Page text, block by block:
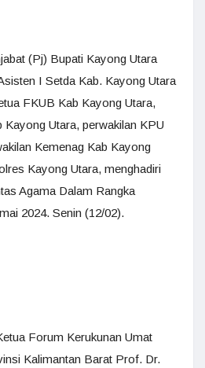
(Pj) Bupati Kayong Utara
I Setda Kab. Kayong Utara
FKUB Kab Kayong Utara,
Utara, perwakilan KPU
Kemenag Kab Kayong
Kayong Utara, menghadiri
Agama Dalam Rangka
2024. Senin (12/02).
Forum Kerukunan Umat
Kalimantan Barat Prof. Dr.